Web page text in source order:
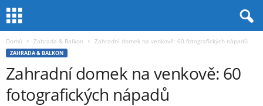
Domů Zahrada & Balkon Zahradní domek na venkově: 60 fotografických nápadů
ZAHRADA & BALKON
Zahradní domek na venkově: 60
fotografických nápadů